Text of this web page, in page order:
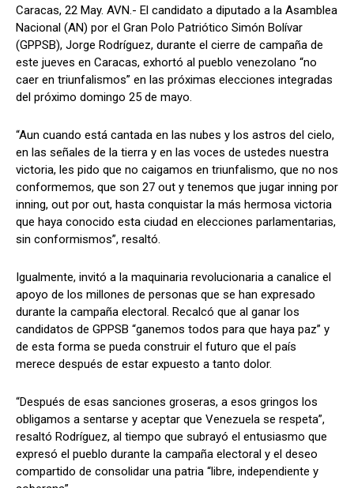
Caracas, 22 May. AVN.- El candidato a diputado a la Asamblea
Nacional (AN) por el Gran Polo Patriótico Simón Bolívar
(GPPSB), Jorge Rodríguez, durante el cierre de campaña de
este jueves en Caracas, exhortó al pueblo venezolano “no
caer en triunfalismos” en las próximas elecciones integradas
del próximo domingo 25 de mayo.
“Aun cuando está cantada en las nubes y los astros del cielo,
en las señales de la tierra y en las voces de ustedes nuestra
victoria, les pido que no caigamos en triunfalismo, que no nos
conformemos, que son 27 out y tenemos que jugar inning por
inning, out por out, hasta conquistar la más hermosa victoria
que haya conocido esta ciudad en elecciones parlamentarias,
sin conformismos”, resaltó.
Igualmente, invitó a la maquinaria revolucionaria a canalice el
apoyo de los millones de personas que se han expresado
durante la campaña electoral. Recalcó que al ganar los
candidatos de GPPSB “ganemos todos para que haya paz” y
de esta forma se pueda construir el futuro que el país
merece después de estar expuesto a tanto dolor.
“Después de esas sanciones groseras, a esos gringos los
obligamos a sentarse y aceptar que Venezuela se respeta”,
resaltó Rodríguez, al tiempo que subrayó el entusiasmo que
expresó el pueblo durante la campaña electoral y el deseo
compartido de consolidar una patria “libre, independiente y